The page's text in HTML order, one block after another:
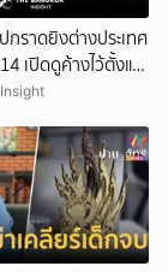
ราดยิงต่างประเทศ
เปิดดูค้างไว้ตั้งแต่